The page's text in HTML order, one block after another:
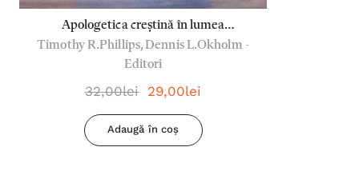
Apologetica creștină în lumea
postmodernă
Timothy R.Phillips, Dennis L.Okholm -
Editori
32,00lei 29,00lei
Adaugă în coș